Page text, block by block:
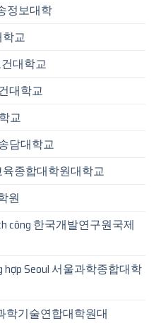
정보대학
학교
건대학교
대학교
교
담대학교
육종합대학원대학교
원
công 한국개발연구원국제
hợp Seoul 서울과학종합대학
학기술연합대학원대